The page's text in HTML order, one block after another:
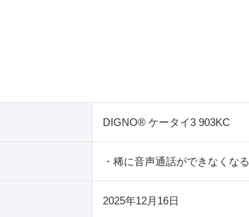
DIGNO® ケータイ3 903KC
・稀に音声通話ができなくな
2025年12月16日